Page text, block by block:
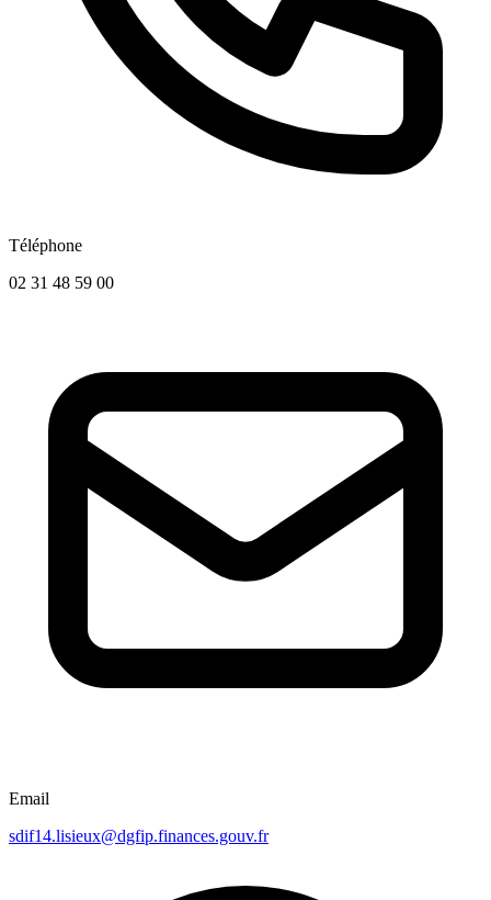
Téléphone
02 31 48 59 00
Email
sdif14.lisieux@dgfip.finances.gouv.fr